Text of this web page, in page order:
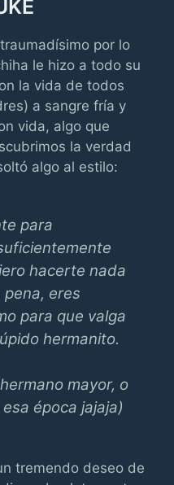
por lo
le hizo a todo su
la vida de todos
a sangre fría y
vida, algo que
la verdad
algo al estilo:
para
hacerte nada
eres
para que valga
hermanito.
mayor, o
época jajaja)
tremendo deseo de